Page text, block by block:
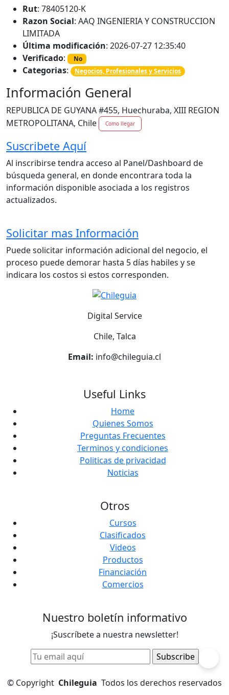
Rut: 78405120-K
Razon Social: AAQ INGENIERIA Y CONSTRUCCION
LIMITADA
Última modificación: 2026-07-27 12:35:40
Verificado: No
Categorias: Negocios, Profesionales y Servicios
Información General
REPUBLICA DE GUYANA #455, Huechuraba, XIII REGION
METROPOLITANA, Chile
Como llegar
Suscribete Aquí
Al inscribirse tendra acceso al Panel/Dashboard de
búsqueda general, en donde encontrara toda la
información disponible asociada a los registros
actualizados.
Solicitar mas Información
Puede solicitar información adicional del negocio, el
proceso puede demorar hasta 5 días habiles y se
indicara los costos si estos corresponden.
Digital Service
Chile, Talca
Email: info@chileguia.cl
Useful Links
Home
Quienes Somos
Preguntas Frecuentes
Terminos y condiciones
Politicas de privacidad
Noticias
Otros
Cursos
Clasificados
Videos
Productos
Financiación
Comercios
Nuestro boletín informativo
¡Suscríbete a nuestra newsletter!
© Copyright Chileguia Todos los derechos reservados